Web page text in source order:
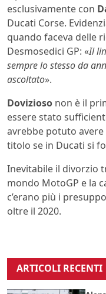
esclusivamente con
Ducati Corse.
quando faceva delle
Desmosedici GP: «Il
sempre lo stesso da
ascoltato».
Dovizioso non è il
essere stato
avrebbe potuto
titolo se in Ducati si
Inevitabile il divorzio
mondo MotoGP e la
c’erano più i
oltre il 2020.
ARTICOLI RECENTI